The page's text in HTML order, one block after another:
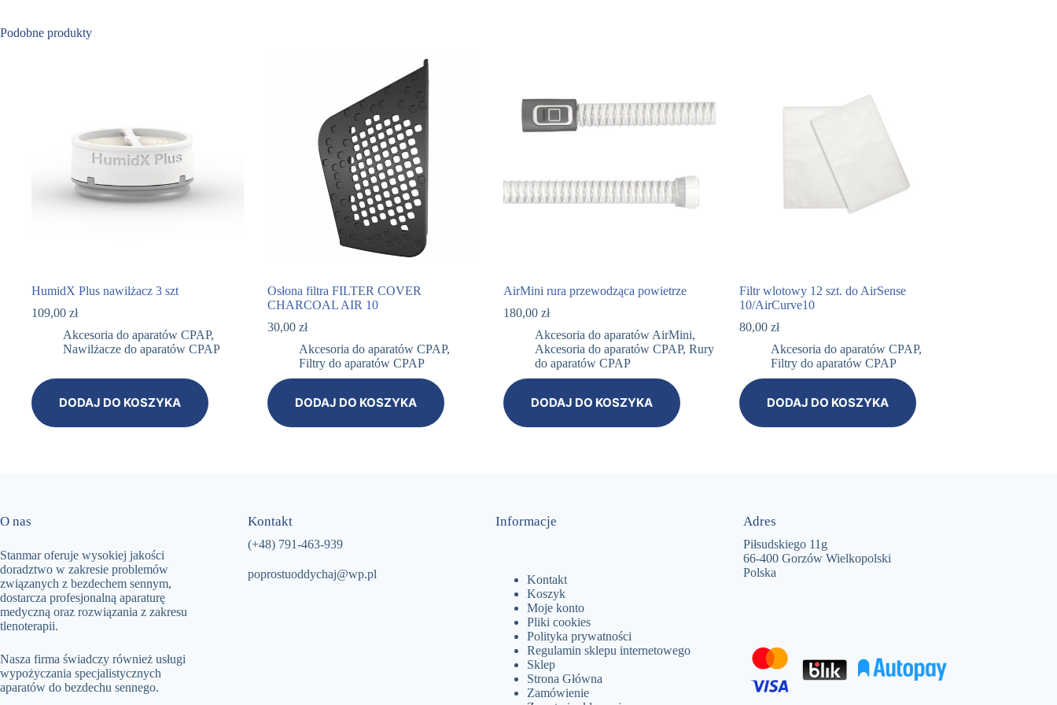
Podobne produkty
HumidX Plus nawilżacz 3 szt
109,00 zł
Akcesoria do aparatów CPAP,
Nawilżacze do aparatów CPAP
DODAJ DO KOSZYKA
Osłona filtra FILTER COVER
CHARCOAL AIR 10
30,00 zł
Akcesoria do aparatów CPAP,
Filtry do aparatów CPAP
DODAJ DO KOSZYKA
AirMini rura przewodząca powietrze
180,00 zł
Akcesoria do aparatów AirMini,
Akcesoria do aparatów CPAP, Rury
do aparatów CPAP
DODAJ DO KOSZYKA
Filtr wlotowy 12 szt. do AirSense
10/AirCurve10
80,00 zł
Akcesoria do aparatów CPAP,
Filtry do aparatów CPAP
DODAJ DO KOSZYKA
O nas
Stanmar oferuje wysokiej jakości
doradztwo w zakresie problemów
związanych z bezdechem sennym,
dostarcza profesjonalną aparaturę
medyczną oraz rozwiązania z zakresu
tlenoterapii.
Nasza firma świadczy również usługi
wypożyczania specjalistycznych
aparatów do bezdechu sennego.
Kontakt
(+48) 791-463-939
poprostuoddychaj@wp.pl
Informacje
Kontakt
Koszyk
Moje konto
Pliki cookies
Polityka prywatności
Regulamin sklepu internetowego
Sklep
Strona Główna
Zamówienie
Adres
Piłsudskiego 11g
66-400 Gorzów Wielkopolski
Polska